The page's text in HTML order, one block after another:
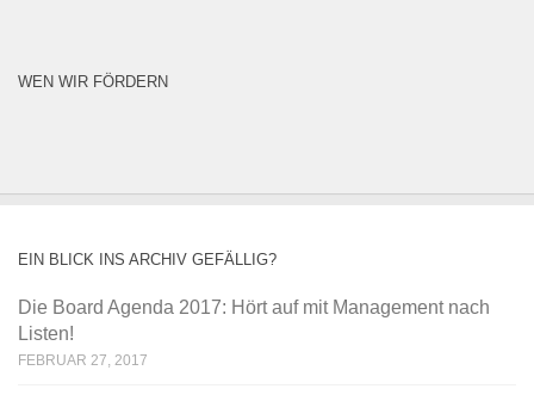
WEN WIR FÖRDERN
EIN BLICK INS ARCHIV GEFÄLLIG?
Die Board Agenda 2017: Hört auf mit Management nach
Listen!
FEBRUAR 27, 2017